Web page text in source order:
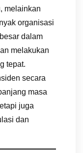
melainkan
organisasi
dalam
melakukan
tepat.
secara
masa
juga
dan